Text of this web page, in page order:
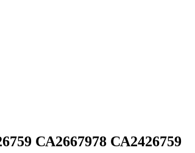
СА2667978 СА2426759